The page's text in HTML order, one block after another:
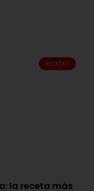
RECETAS
la receta más